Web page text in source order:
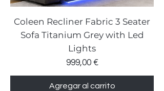
Coleen Recliner Fabric 3 Seater
Sofa Titanium Grey with Led
Lights
Precio
999,00 €
Agregar al carrito